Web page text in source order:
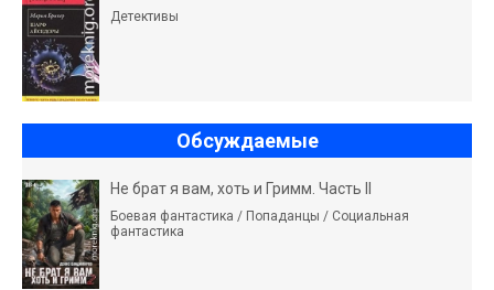
Детективы
Обсуждаемые
Не брат я вам, хоть и Гримм. Часть II
Боевая фантастика / Попаданцы / Социальная
фантастика